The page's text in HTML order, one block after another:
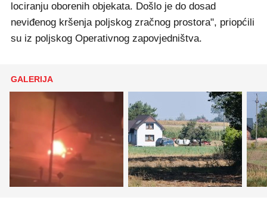
lociranju oborenih objekata. Došlo je do dosad
neviđenog kršenja poljskog zračnog prostora", priopćili
su iz poljskog Operativnog zapovjedništva.
GALERIJA